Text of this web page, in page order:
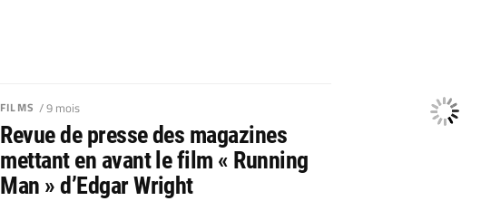
FILMS / 9 mois
Revue de presse des magazines
mettant en avant le film « Running
Man » d’Edgar Wright